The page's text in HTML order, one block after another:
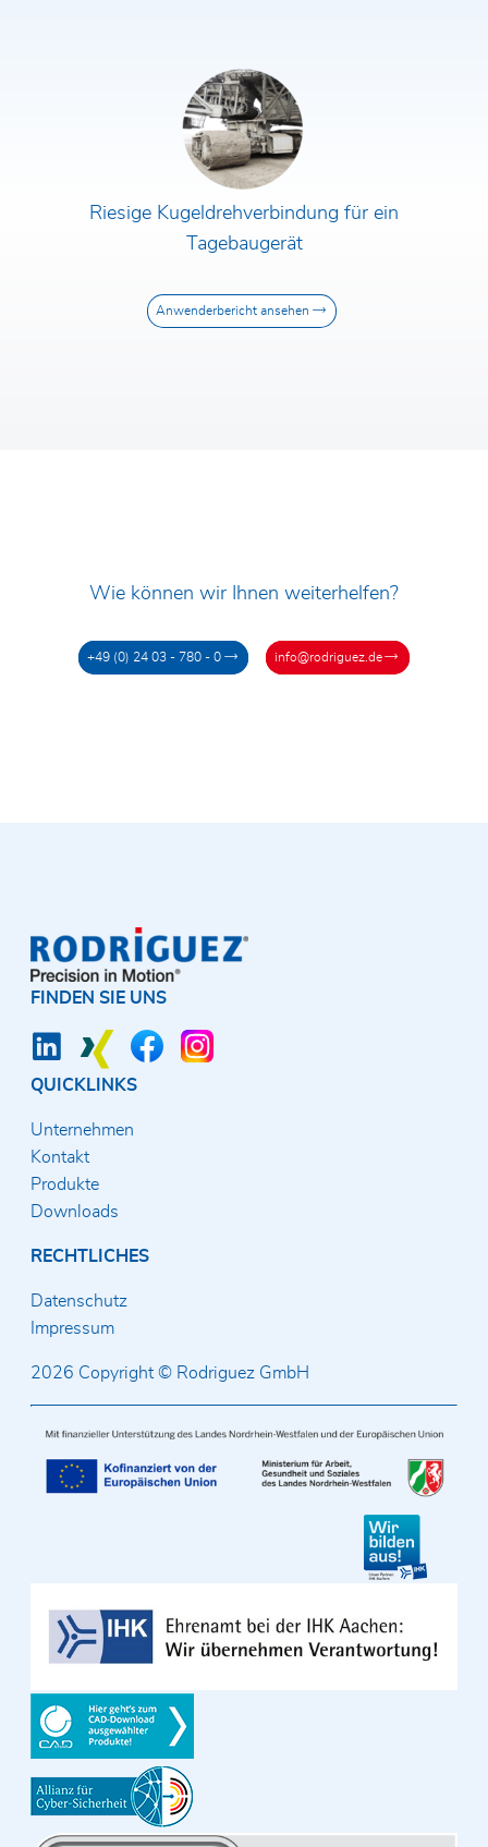
Riesige Kugeldrehverbindung für ein
Tagebaugerät
Anwenderbericht ansehen
Wie können wir Ihnen weiterhelfen?
+49 (0) 24 03 - 780 - 0 info@rodriguez.de
FINDEN SIE UNS
QUICKLINKS
Unternehmen
Kontakt
Produkte
Downloads
RECHTLICHES
Datenschutz
Impressum
2026 Copyright © Rodriguez GmbH